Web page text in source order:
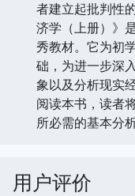
者建立起批判性
济学（上册）》
秀教材。它为初
础，为进一步深
象以及分析现实
阅读本书，读者
所必需的基本分
用户评价